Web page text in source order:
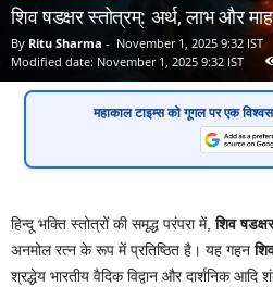
शिव षडक्षर स्तोत्रम्: अर्थ, लाभ और
By Ritu Sharma - November 1, 2025 9:32 IST
Modified date: November 1, 2025 9:32 IST
महाकाल टाइम्सको गूगल पर एक
हिन्दू भक्ति स्तोत्रों की समृद्ध परंपरा में,शिव
अनमोल रत्न के रूप में प्रतिष्ठित है। यह गहन
श्रद्धेय भारतीय वैदिक विद्वान और दार्शनिक आदि